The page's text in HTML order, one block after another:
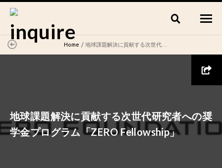
Home 地球課題解決に貢献する次世代研究者への奨学金プログラム「ZERO Fellowship」
地球課題解決に貢献する次世代研究者への奨
学金プログラム「ZERO Fellowship」